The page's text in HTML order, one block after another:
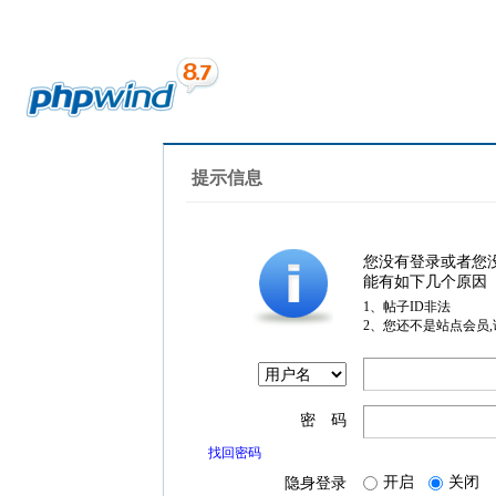
提示信息
您没有登录或者您
能有如下几个原因
1、帖子ID非法
2、您还不是站点会员
密 码
找回密码
隐身登录 开启 关闭